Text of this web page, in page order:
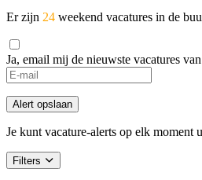
Er zijn 24 weekend vacatures in de
Ja, email mij de nieuwste vacatures
Alert opslaan
Je kunt vacature-alerts op elk moment
Filters